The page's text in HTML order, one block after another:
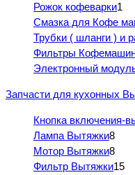
Рожок кофеварки1
Смазка для Кофе
Трубки ( шланги ) и
Фильтры
Электронный
Запчасти для кухонных
Кнопка включения-
Лампа Вытяжки8
Мотор Вытяжки8
Фильтр Вытяжки15